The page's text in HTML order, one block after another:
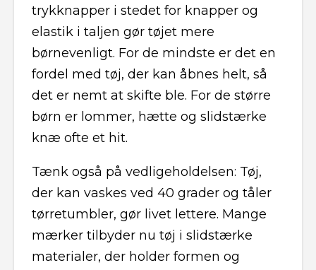
trykknapper i stedet for knapper og
elastik i taljen gør tøjet mere
børnevenligt. For de mindste er det en
fordel med tøj, der kan åbnes helt, så
det er nemt at skifte ble. For de større
børn er lommer, hætte og slidstærke
knæ ofte et hit.
Tænk også på vedligeholdelsen: Tøj,
der kan vaskes ved 40 grader og tåler
tørretumbler, gør livet lettere. Mange
mærker tilbyder nu tøj i slidstærke
materialer, der holder formen og